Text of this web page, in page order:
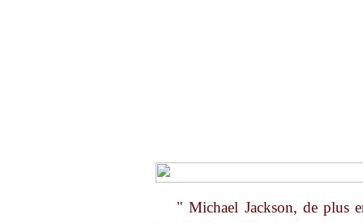
" Michael Jackson, de plus